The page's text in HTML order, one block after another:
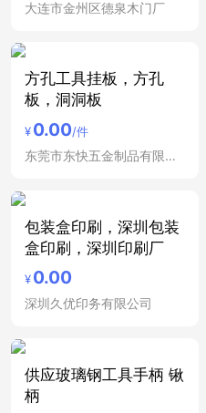
大连市金州区德泉木门厂
方孔工具挂板，方孔
板，洞洞板
¥0.00/件
东莞市东快五金制品有限公司
包装盒印刷，深圳包装
盒印刷，深圳印刷厂
¥0.00
深圳久优印务有限公司
供应玻璃钢工具手柄 锹
柄